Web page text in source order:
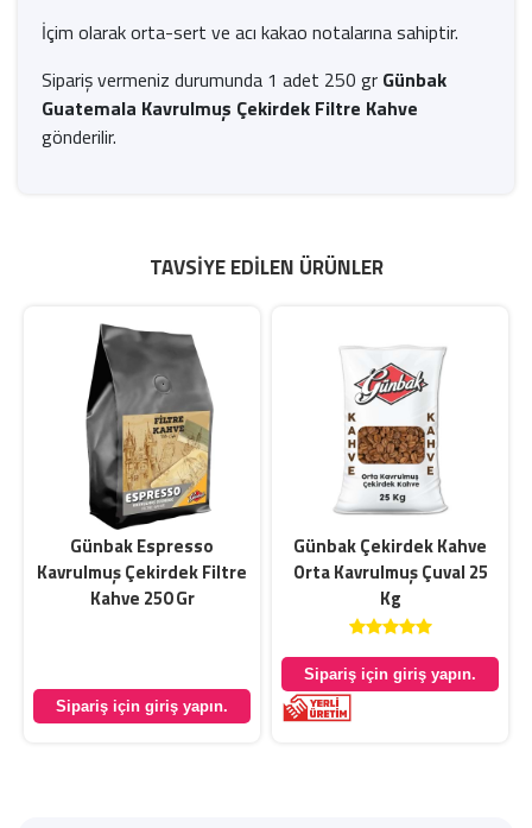
İçim olarak orta-sert ve acı kakao notalarına sahiptir.
Sipariş vermeniz durumunda 1 adet 250 gr Günbak
Guatemala Kavrulmuş Çekirdek Filtre Kahve
gönderilir.
TAVSIYE EDILEN ÜRÜNLER
Günbak Espresso
Kavrulmuş Çekirdek Filtre
Kahve 250 Gr
Sipariş için giriş yapın.
Günbak Çekirdek Kahve
Orta Kavrulmuş Çuval 25
Kg
Sipariş için giriş yapın.